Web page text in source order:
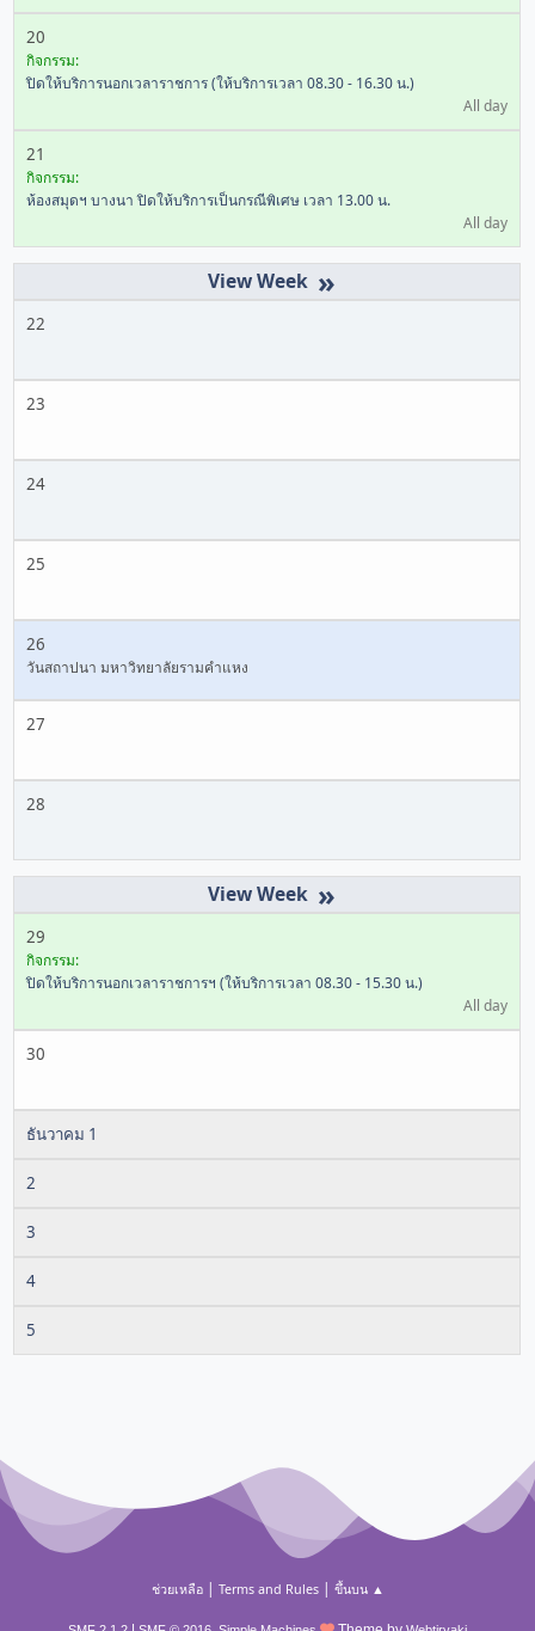
20
กิจกรรม:
ปิดให้บริการนอกเวลาราชการ (ให้บริการเวลา 08.30 - 16.30 น.)
All day
21
กิจกรรม:
ห้องสมุดฯ บางนา ปิดให้บริการเป็นกรณีพิเศษ เวลา 13.00 น.
All day
»
22
23
24
25
26
วันสถาปนา มหาวิทยาลัยรามคำแหง
27
28
»
29
กิจกรรม:
ปิดให้บริการนอกเวลาราชการฯ (ให้บริการเวลา 08.30 - 15.30 น.)
All day
30
ธันวาคม 1
2
3
4
5
ช่วยเหลือ| Terms and Rules| ขึ้นบน ▲